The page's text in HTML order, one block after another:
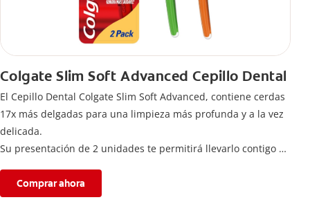
Colgate Slim Soft Advanced Cepillo Dental
El Cepillo Dental Colgate Slim Soft Advanced, contiene cerdas
17x más delgadas para una limpieza más profunda y a la vez
delicada.
Su presentación de 2 unidades te permitirá llevarlo contigo a
Comprar ahora